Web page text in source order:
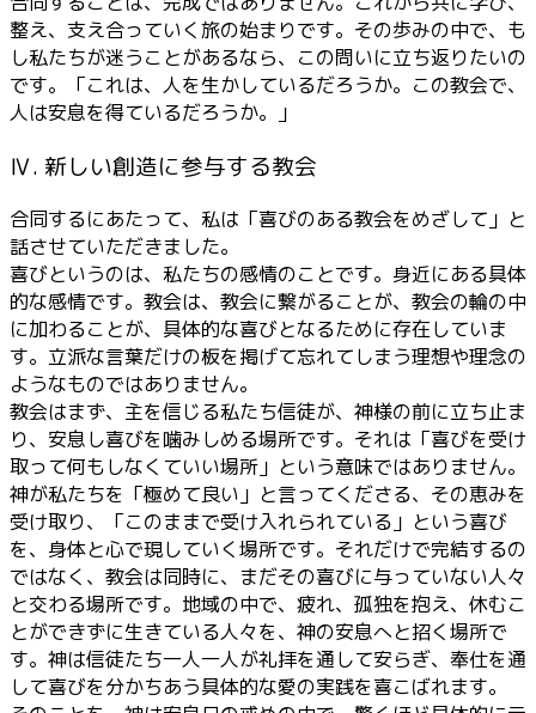
整え、支え合っていく旅の始まりです。その歩みの中で、も
し私たちが迷うことがあるなら、この問いに立ち返りたいの
です。「これは、人を生かしているだろうか。この教会で、
人は安息を得ているだろうか。」
Ⅳ. 新しい創造に参与する教会
合同するにあたって、私は「喜びのある教会をめざして」と
話させていただきました。
喜びというのは、私たちの感情のことです。身近にある具体
的な感情です。教会は、教会に繋がることが、教会の輪の中
に加わることが、具体的な喜びとなるために存在していま
す。立派な言葉だけの板を掲げて忘れてしまう理想や理念の
ようなものではありません。
教会はまず、主を信じる私たち信徒が、神様の前に立ち止ま
り、安息し喜びを噛みしめる場所です。それは「喜びを受け
取って何もしなくていい場所」という意味ではありません。
神が私たちを「極めて良い」と言ってくださる、その恵みを
受け取り、「このままで受け入れられている」という喜び
を、身体と心で現していく場所です。それだけで完結するの
ではなく、教会は同時に、まだその喜びに与っていない人々
と交わる場所です。地域の中で、疲れ、孤独を抱え、休むこ
とができずに生きている人々を、神の安息へと招く場所で
す。神は信徒たち一人一人が礼拝を通して安らぎ、奉仕を通
して喜びを分かちあう具体的な愛の実践を喜こばれます。